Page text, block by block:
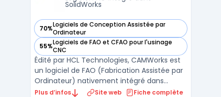
SolidWorks
70%Logiciels de Conception Assistée par
Ordinateur
— voir CAMWorks dans cette catégorie
55%Logiciels de FAO et CFAO pour l'usinage
CNC
— voir CAMWorks dans cette catégorie
Édité par HCL Technologies, CAMWorks est
un logiciel de FAO (Fabrication Assistée par
Ordinateur) nativement intégré dans
SolidWorks. Il permet aux ingénieurs de
Plus d’infos Site web Fiche complète